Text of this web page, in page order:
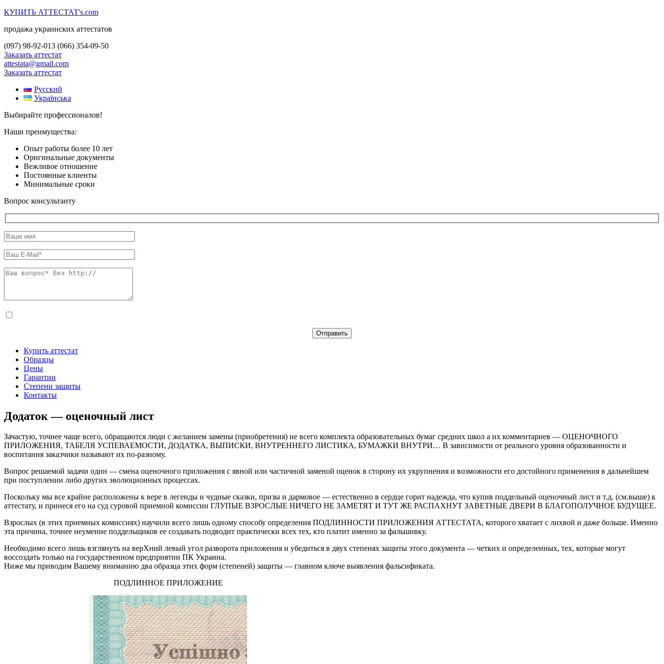
КУПИТЬ АТТЕСТАТ's.com
продажа украинских аттестатов
(097) 98-92-013 (066) 354-09-50
Заказать аттестат
attestata@gmail.com
Заказать аттестат
Русский
Українська
Выбирайте профессионалов!
Наши преимущества:
Опыт работы более 10 лет
Оригинальные документы
Вежливое отношение
Постоянные клиенты
Минимальные сроки
Вопрос консультанту
Купить аттестат
Образцы
Цены
Гарантии
Степени защиты
Контакты
Додаток — оценочный лист
Зачастую, точнее чаще всего, обращаются люди с желанием замены (приобретения) не всего комплекта образовательных бумаг средних школ а их комментариев — ОЦЕНОЧНОГО
ПРИЛОЖЕНИЯ, ТАБЕЛЯ УСПЕВАЕМОСТИ, ДОДАТКА, ВЫПИСКИ, ВНУТРЕННЕГО ЛИСТИКА, БУМАЖКИ ВНУТРИ… В зависимости от реального уровня образованности и
воспитания заказчики называют их по-разному.
Вопрос решаемой задачи один — смена оценочного приложения с явной или частичной заменой оценок в сторону их укрупнения и возможности его достойного применения в дальнейшем
при поступлении либо других эволюционных процессах.
Поскольку мы все крайне расположены к вере в легенды и чудные сказки, призы и дармовое — естественно в сердце горит надежда, что купив поддельный оценочный лист и т.д. (см.выше) к
аттестату, и принеся его на суд суровой приемной комиссии ГЛУПЫЕ ВЗРОСЛЫЕ НИЧЕГО НЕ ЗАМЕТЯТ И ТУТ ЖЕ РАСПАХНУТ ЗАВЕТНЫЕ ДВЕРИ В БЛАГОПОЛУЧНОЕ БУДУЩЕЕ.
Взрослых (в этих приемных комиссиях) научили всего лишь одному способу определения ПОДЛИННОСТИ ПРИЛОЖЕНИЯ АТТЕСТАТА, которого хватает с лихвой и даже больше. Именно
эта причина, точнее неумение поддельщиков ее создавать подводит практически всех тех, кто платит именно за фальшивку.
Необходимо всего лишь взглянуть на верХний левый угол разворота приложения и убедиться в двух степенях защиты этого документа — четких и определенных, тех, которые могут
воссоздать только на государственном предприятии ПК Украина.
Ниже мы приводим Вашему вниманию два образца этих форм (степеней) защиты — главном ключе выявления фальсификата.
ПОДЛИННОЕ ПРИЛОЖЕНИЕ